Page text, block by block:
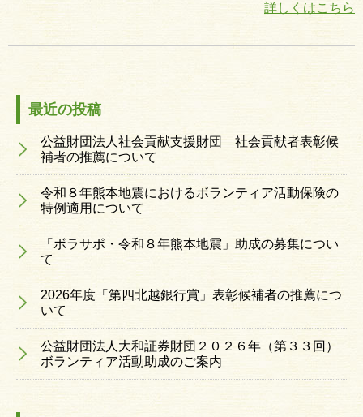
詳しくはこちら
最近の投稿
公益財団法人社会貢献支援財団 社会貢献者表彰候
補者の推薦について
令和８年熊本地震におけるボランティア活動保険の
特例適用について
「ボラサポ・令和８年熊本地震」助成の募集につい
て
2026年度「第四北越銀行賞」表彰候補者の推薦につ
いて
公益財団法人大和証券財団２０２６年（第３３回）
ボランティア活動助成のご案内